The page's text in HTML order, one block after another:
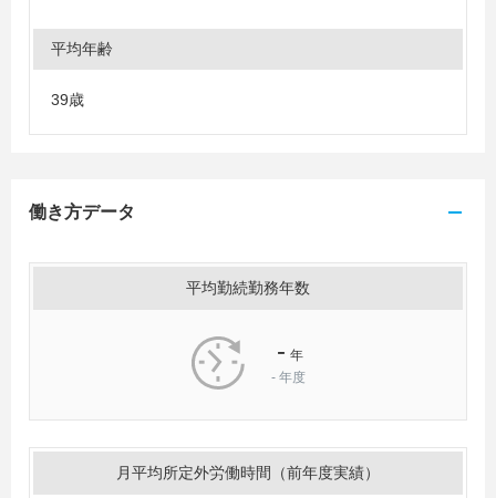
平均年齢
39歳
働き方データ
平均勤続勤務年数
- 年
- 年度
月平均所定外労働時間（前年度実績）